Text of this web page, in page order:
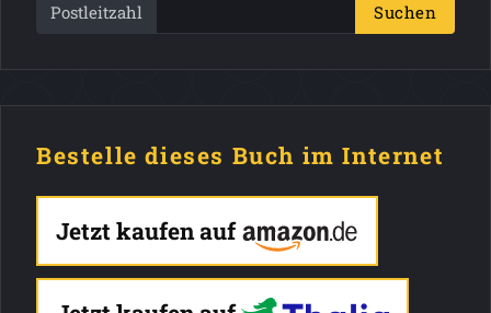
Postleitzahl Suchen
Bestelle dieses Buch im Internet
Jetzt kaufen auf